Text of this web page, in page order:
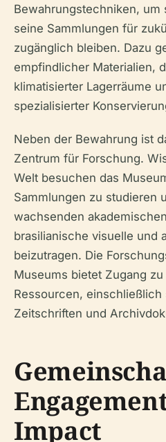
Bewahrungstechniken, um
seine Sammlungen für
zugänglich bleiben. Dazu
empfindlicher Materialien,
klimatisierter Lagerräume
spezialisierter
Neben der Bewahrung ist
Zentrum für Forschung.
Welt besuchen das
Sammlungen zu studieren
wachsenden
brasilianische visuelle und
beizutragen. Die
Museums bietet Zugang
Ressourcen, einschließlich
Zeitschriften und
Impact